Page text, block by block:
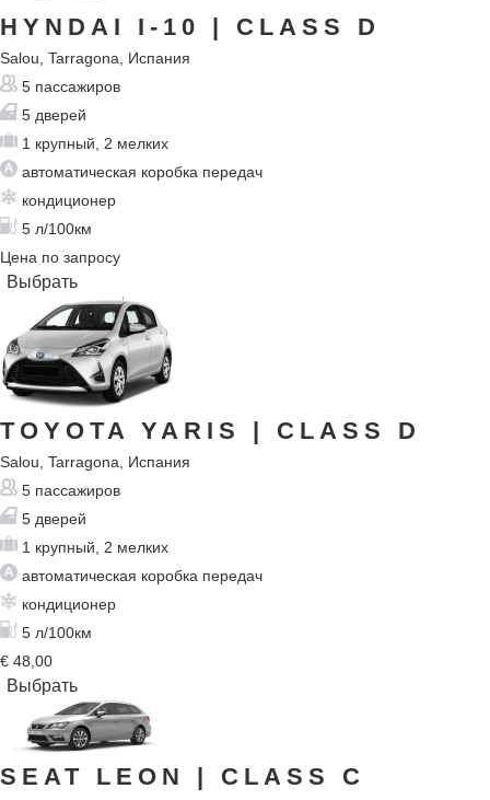
HYNDAI I-10 | CLASS D
Salou, Tarragona, Испания
5 пассажиров
5 дверей
1 крупный, 2 мелких
автоматическая коробка передач
кондиционер
5 л/100км
Цена по запросу
TOYOTA YARIS | CLASS D
Salou, Tarragona, Испания
5 пассажиров
5 дверей
1 крупный, 2 мелких
автоматическая коробка передач
кондиционер
5 л/100км
€ 48,00
SEAT LEON | CLASS C